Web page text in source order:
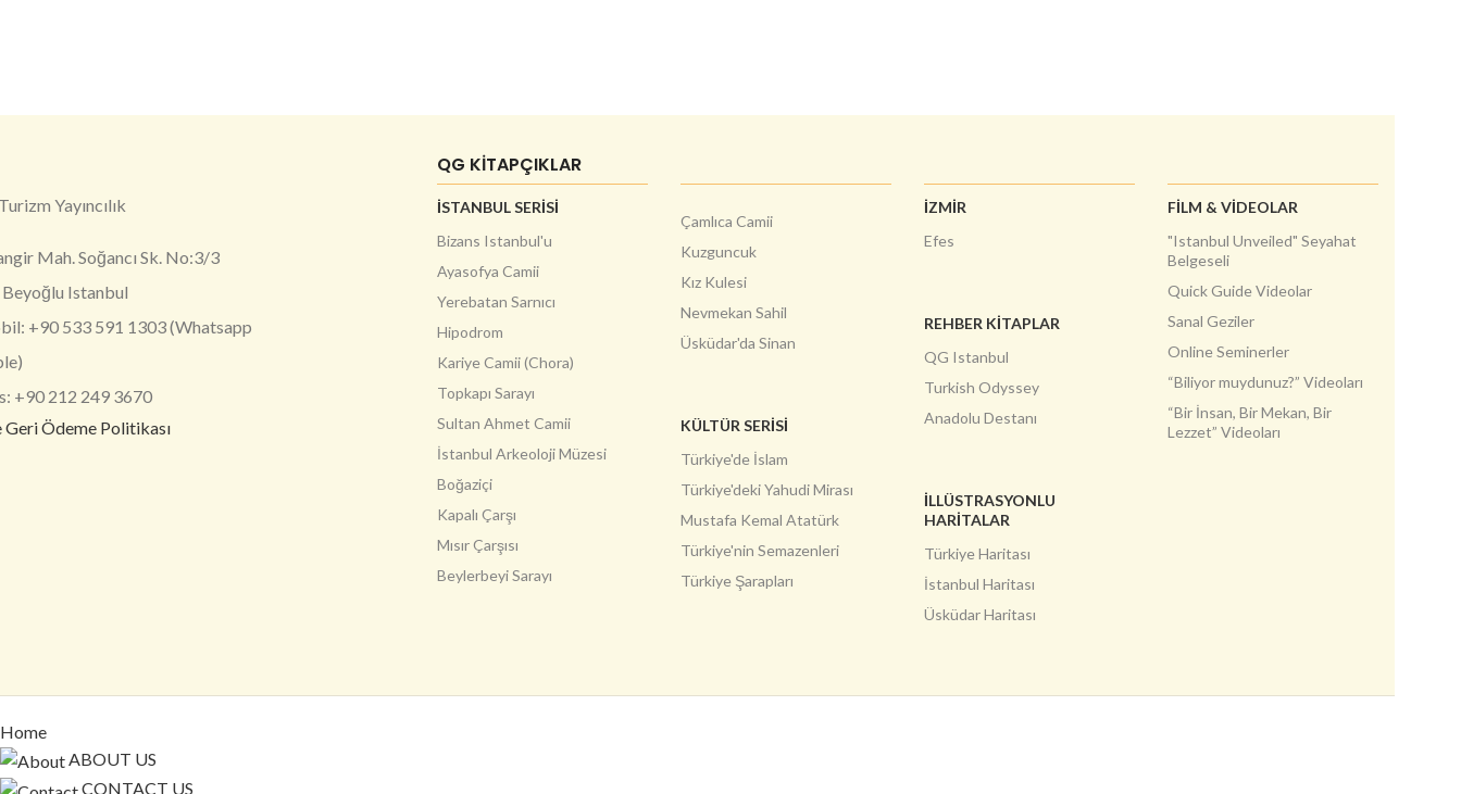
Yayıncılık
Mah. Soğancı Sk. No:3/3
Istanbul
+90 533 591 1303 (Whatsapp
+90 212 249 3670
Geri Ödeme Politikası
QG KİTAPÇIKLAR
İSTANBUL SERİSİ
Bizans Istanbul'u
Ayasofya Camii
Yerebatan Sarnıcı
Hipodrom
Kariye Camii (Chora)
Topkapı Sarayı
Sultan Ahmet Camii
İstanbul Arkeoloji Müzesi
Boğaziçi
Kapalı Çarşı
Mısır Çarşısı
Beylerbeyi Sarayı
Çamlıca Camii
Kuzguncuk
Kız Kulesi
Nevmekan Sahil
Üsküdar'da Sinan
KÜLTÜR SERİSİ
Türkiye'de İslam
Türkiye'deki Yahudi Mirası
Mustafa Kemal Atatürk
Türkiye'nin Semazenleri
Türkiye Şarapları
İZMİR
Efes
REHBER KİTAPLAR
QG Istanbul
Turkish Odyssey
Anadolu Destanı
İLLÜSTRASYONLU
HARITALAR
Türkiye Haritası
İstanbul Haritası
Üsküdar Haritası
FILM & VIDEOLAR
"Istanbul Unveiled" Seyahat
Belgeseli
Quick Guide Videolar
Sanal Geziler
Online Seminerler
“Biliyor muydunuz?” Videoları
“Bir İnsan, Bir Mekan, Bir
Lezzet” Videoları
Home
ABOUT US
CONTACT US